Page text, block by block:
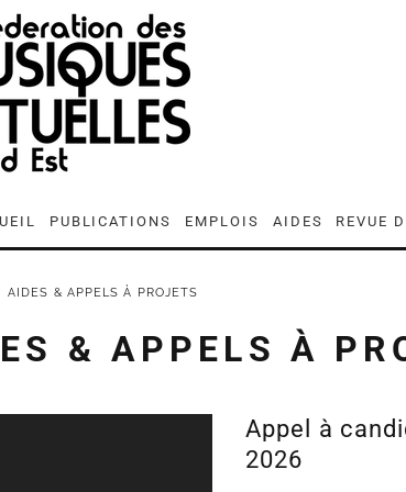
PUBLICATIONS EMPLOIS AIDES REVUE
AIDES & APPELS À PROJETS
& APPELS À
Appel à
2026